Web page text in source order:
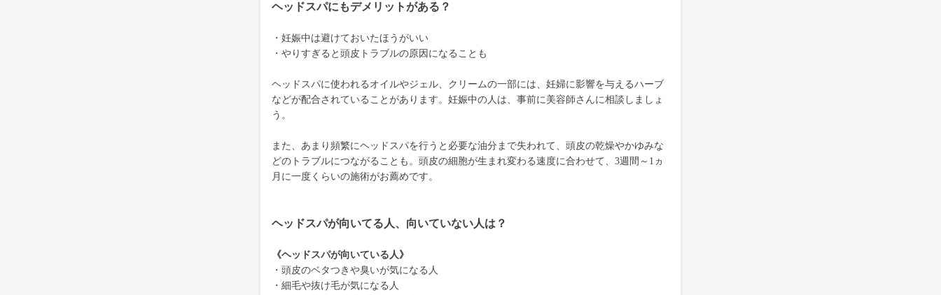
ヘッドスパにもデメリットがある？
・妊娠中は避けておいたほうがいい
・やりすぎると頭皮トラブルの原因になることも
ヘッドスパに使われるオイルやジェル、クリームの一部には、妊婦に影響を与えるハーブ
などが配合されていることがあります。妊娠中の人は、事前に美容師さんに相談しましょ
う。
また、あまり頻繁にヘッドスパを行うと必要な油分まで失われて、頭皮の乾燥やかゆみな
どのトラブルにつながることも。頭皮の細胞が生まれ変わる速度に合わせて、3週間～1ヵ
月に一度くらいの施術がお薦めです。
ヘッドスパが向いてる人、向いていない人は？
《ヘッドスパが向いている人》
・頭皮のベタつきや臭いが気になる人
・細毛や抜け毛が気になる人